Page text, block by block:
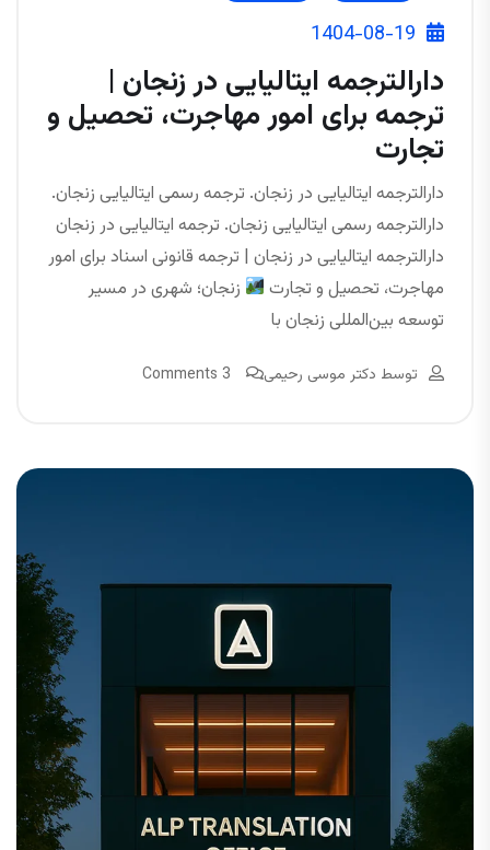
1404-08-19
دارالترجمه ایتالیایی در زنجان |
ترجمه برای امور مهاجرت، تحصیل و
تجارت
دارالترجمه ایتالیایی در زنجان. ترجمه رسمی ایتالیایی زنجان.
دارالترجمه رسمی ایتالیایی زنجان. ترجمه ایتالیایی در زنجان
دارالترجمه ایتالیایی در زنجان | ترجمه قانونی اسناد برای امور
مهاجرت، تحصیل و تجارت
زنجان؛ شهری در مسیر
توسعه بین‌المللی زنجان با
توسط دکتر موسی رحیمی 3 Comments